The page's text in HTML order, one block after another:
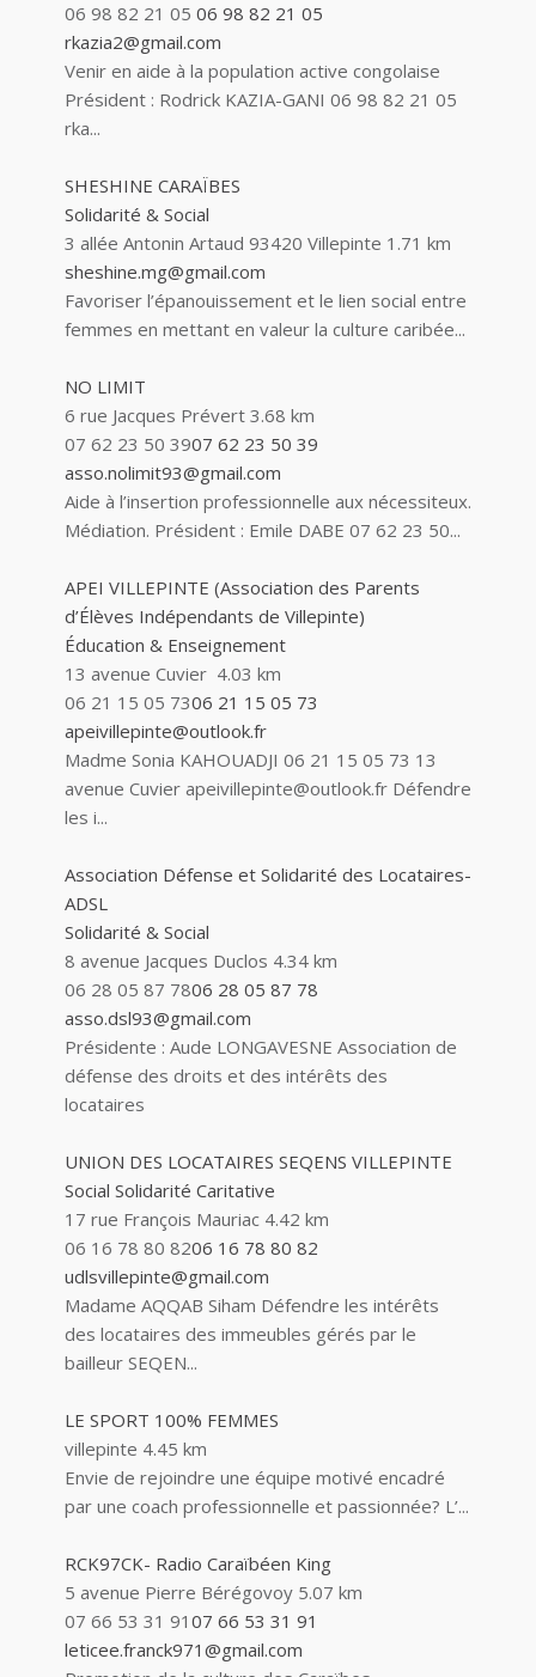
06 98 82 21 05 06 98 82 21 05
rkazia2@gmail.com
Venir en aide à la population active congolaise
Président : Rodrick KAZIA-GANI 06 98 82 21 05
rka...
SHESHINE CARAÏBES
Solidarité & Social
3 allée Antonin Artaud 93420 Villepinte 1.71 km
sheshine.mg@gmail.com
Favoriser l’épanouissement et le lien social entre
femmes en mettant en valeur la culture caribée...
NO LIMIT
6 rue Jacques Prévert 3.68 km
07 62 23 50 3907 62 23 50 39
asso.nolimit93@gmail.com
Aide à l’insertion professionnelle aux nécessiteux.
Médiation. Président : Emile DABE 07 62 23 50...
APEI VILLEPINTE (Association des Parents
d’Élèves Indépendants de Villepinte)
Éducation & Enseignement
13 avenue Cuvier 4.03 km
06 21 15 05 7306 21 15 05 73
apeivillepinte@outlook.fr
Madme Sonia KAHOUADJI 06 21 15 05 73 13
avenue Cuvier apeivillepinte@outlook.fr Défendre
les i...
Association Défense et Solidarité des Locataires-
ADSL
Solidarité & Social
8 avenue Jacques Duclos 4.34 km
06 28 05 87 7806 28 05 87 78
asso.dsl93@gmail.com
Présidente : Aude LONGAVESNE Association de
défense des droits et des intérêts des
locataires
UNION DES LOCATAIRES SEQENS VILLEPINTE
Social Solidarité Caritative
17 rue François Mauriac 4.42 km
06 16 78 80 8206 16 78 80 82
udlsvillepinte@gmail.com
Madame AQQAB Siham Défendre les intérêts
des locataires des immeubles gérés par le
bailleur SEQEN...
LE SPORT 100% FEMMES
villepinte 4.45 km
Envie de rejoindre une équipe motivé encadré
par une coach professionnelle et passionnée? L’...
RCK97CK- Radio Caraïbéen King
5 avenue Pierre Bérégovoy 5.07 km
07 66 53 31 91 07 66 53 31 91
leticee.franck971@gmail.com